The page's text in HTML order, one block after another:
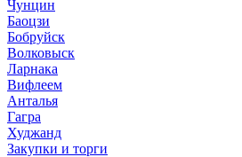
Чунцин
Баоцзи
Бобруйск
Волковыск
Ларнака
Вифлеем
Анталья
Гагра
Худжанд
Закупки и торги